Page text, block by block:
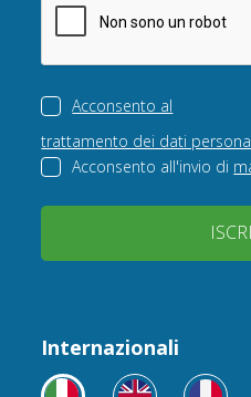
Acconsento al
trattamento dei dati
Acconsento all'invio di
Internazionali